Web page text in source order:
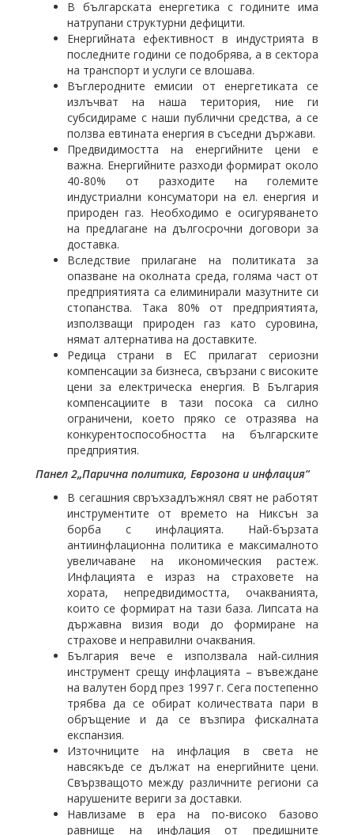
В българската енергетика с годините има
натрупани структурни дефицити.
Енергийната ефективност в индустрията в
последните години се подобрява, а в сектора
на транспорт и услуги се влошава.
Въглеродните емисии от енергетиката се
излъчват на наша територия, ние ги
субсидираме с наши публични средства, а се
ползва евтината енергия в съседни държави.
Предвидимостта на енергийните цени е
важна. Енергийните разходи формират около
40-80% от разходите на големите
индустриални консуматори на ел. енергия и
природен газ. Необходимо е осигуряването
на предлагане на дългосрочни договори за
доставка.
Вследствие прилагане на политиката за
опазване на околната среда, голяма част от
предприятията са елиминирали мазутните си
стопанства. Така 80% от предприятията,
използващи природен газ като суровина,
нямат алтернатива на доставките.
Редица страни в ЕС прилагат сериозни
компенсации за бизнеса, свързани с високите
цени за електрическа енергия. В България
компенсациите в тази посока са силно
ограничени, което пряко се отразява на
конкурентоспособността на българските
предприятия.
Панел 2„Парична политика, Еврозона и инфлация“
В сегашния свръхзадлъжнял свят не работят
инструментите от времето на Никсън за
борба с инфлацията. Най-бързата
антиинфлационна политика е максималното
увеличаване на икономическия растеж.
Инфлацията е израз на страховете на
хората, непредвидимостта, очакванията,
които се формират на тази база. Липсата на
държавна визия води до формиране на
страхове и неправилни очаквания.
България вече е използвала най-силния
инструмент срещу инфлацията – въвеждане
на валутен борд през 1997 г. Сега постепенно
трябва да се обират количествата пари в
обръщение и да се възпира фискалната
експанзия.
Източниците на инфлация в света не
навсякъде се дължат на енергийните цени.
Свързващото между различните региони са
нарушените вериги за доставки.
Навлизаме в ера на по-високо базово
равнище на инфлация от предишните